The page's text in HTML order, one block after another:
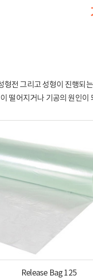
전 그리고 성형이 진행되
떨어지거나 기공의 원인
Release Bag 125